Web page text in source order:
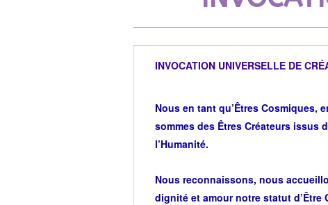
INVOCATION UNIVERSELLE DE
Nous en tant qu’Êtres Cosmiques,
sommes des Êtres Créateurs issus
l’Humanité.
Nous reconnaissons, nous
dignité et amour notre statut d’Être